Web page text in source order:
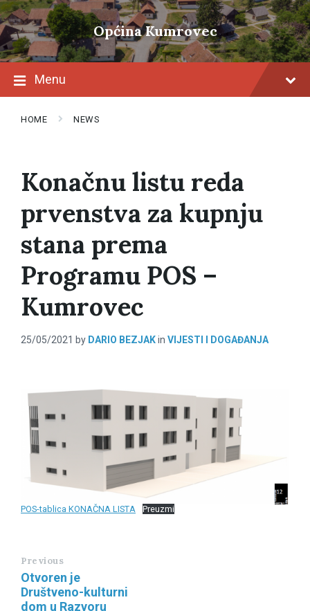
Skip
to
content
Skip
to
main
navigation
Skip
to
footer
Općina Kumrovec
Menu
HOME NEWS
Konačnu listu reda
prvenstva za kupnju
stana prema
Programu POS –
Kumrovec
25/05/2021 by DARIO BEZJAKin VIJESTI I DOGAĐANJA
POS-tablica KONAČNA LISTA Preuzmi
Previous
Otvoren je
Društveno-kulturni
dom u Razvoru